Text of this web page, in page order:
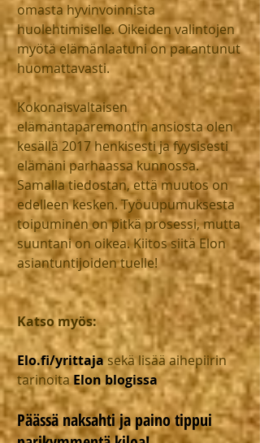
omasta hyvinvoinnista
huolehtimiselle. Oikeiden valintojen
myötä elämänlaatuni on parantunut
huomattavasti.
Kokonaisvaltaisen
elämäntaparemontin ansiosta olen
kesällä 2017 henkisesti ja fyysisesti
elämäni parhaassa kunnossa.
Samalla tiedostan, että muutos on
edelleen kesken. Työuupumuksesta
toipuminen on pitkä prosessi, mutta
suuntani on oikea. Kiitos siitä Elon
asiantuntijoiden tuelle!
Katso myös:
Elo.fi/yrittaja sekä lisää aihepiirin
tarinoita Elon blogissa
Päässä naksahti ja paino tippui